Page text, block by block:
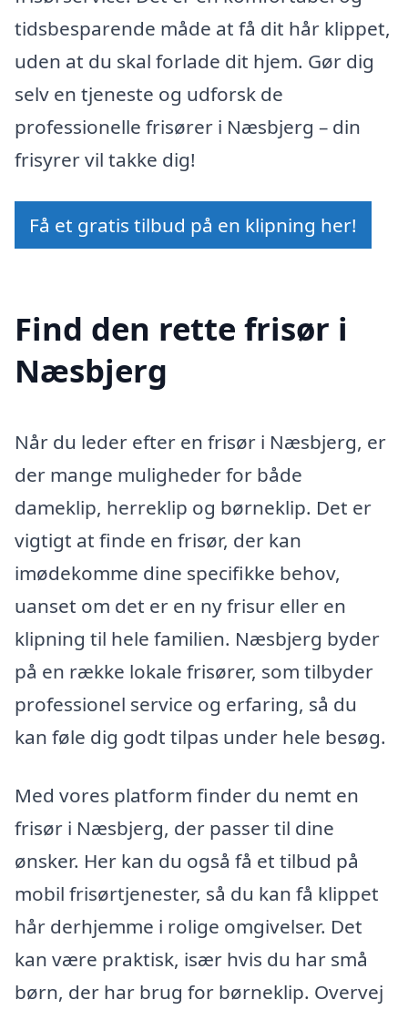
tidsbesparende måde at få dit hår klippet,
uden at du skal forlade dit hjem. Gør dig
selv en tjeneste og udforsk de
professionelle frisører i Næsbjerg – din
frisyrer vil takke dig!
Få et gratis tilbud på en klipning her!
Find den rette frisør i
Næsbjerg
Når du leder efter en frisør i Næsbjerg, er
der mange muligheder for både
dameklip, herreklip og børneklip. Det er
vigtigt at finde en frisør, der kan
imødekomme dine specifikke behov,
uanset om det er en ny frisur eller en
klipning til hele familien. Næsbjerg byder
på en række lokale frisører, som tilbyder
professionel service og erfaring, så du
kan føle dig godt tilpas under hele besøg.
Med vores platform finder du nemt en
frisør i Næsbjerg, der passer til dine
ønsker. Her kan du også få et tilbud på
mobil frisørtjenester, så du kan få klippet
hår derhjemme i rolige omgivelser. Det
kan være praktisk, især hvis du har små
børn, der har brug for børneklip. Overvej